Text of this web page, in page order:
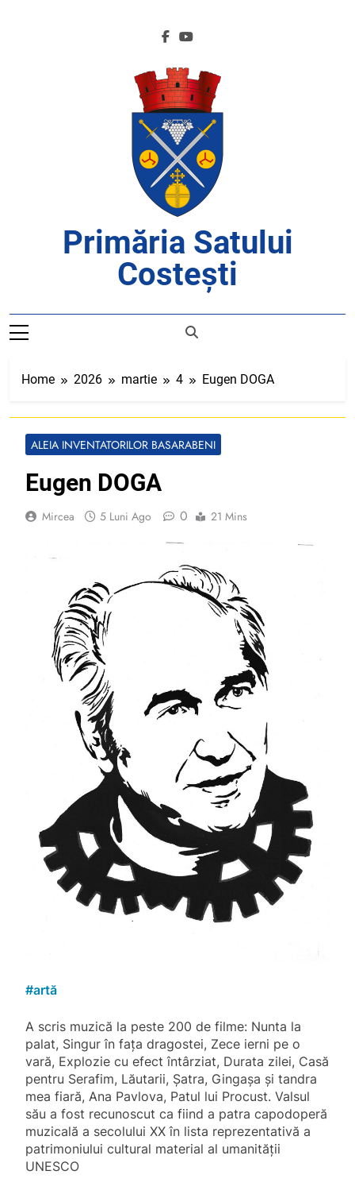
Primăria Satului
Costești
Home 2026 martie 4 Eugen DOGA
ALEIA INVENTATORILOR BASARABENI
Eugen DOGA
Mircea 5 Luni Ago 0 21 Mins
#artă
A scris muzică la peste 200 de filme: Nunta la
palat, Singur în fața dragostei, Zece ierni pe o
vară, Explozie cu efect întârziat, Durata zilei, Casă
pentru Serafim, Lăutarii, Șatra, Gingașa și tandra
mea fiară, Ana Pavlova, Patul lui Procust. Valsul
său a fost recunoscut ca fiind a patra capodoperă
muzicală a secolului XX în lista reprezentativă a
patrimoniului cultural material al umanității
UNESCO